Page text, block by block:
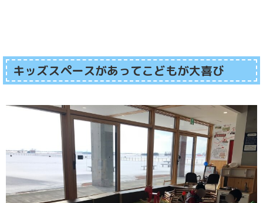
キッズスペースがあってこどもが大喜び